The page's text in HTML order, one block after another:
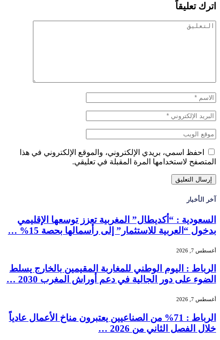
اترك تعليقاً
احفظ اسمي، بريدي الإلكتروني، والموقع الإلكتروني في هذا
المتصفح لاستخدامها المرة المقبلة في تعليقي.
آخر الأخبار
السعودية : “أكديطال” المغربية تعزز توسعها الإقليمي
بدخول “العربية للاستثمار” إلى رأسمالها بحصة 15% …
أغسطس 7, 2026
الرباط : اليوم الوطني للمغاربة المقيمين بالخارج يسلط
الضوء على دور الجالية في دعم أوراش المغرب 2030 …
أغسطس 7, 2026
الرباط : 71% من الصناعيين يعتبرون مناخ الأعمال عادياً
خلال الفصل الثاني من 2026 …